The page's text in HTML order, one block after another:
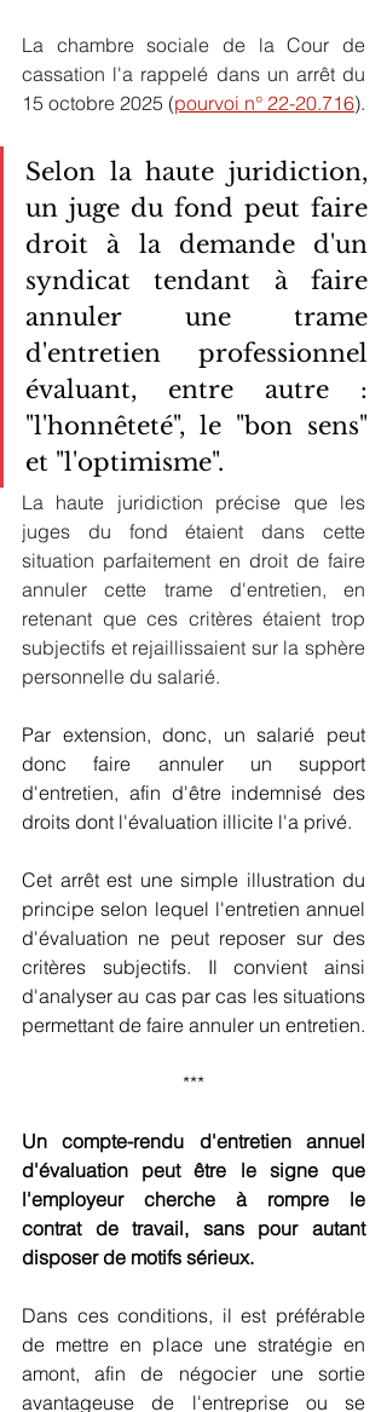
La chambre sociale de la Cour de
cassation l'a rappelé dans un arrêt du
15 octobre 2025 (pourvoi n° 22-20.716
Selon la haute juridiction,
un juge du fond peut faire
droit à la demande d'un
syndicat tendant à faire
annuler une trame
d'entretien professionnel
évaluant, entre autre :
"l'honnêteté", le "bon sens"
et "l'optimisme".
La haute juridiction précise que les
juges du fond étaient dans cette
situation parfaitement en droit de faire
annuler cette trame d'entretien, en
retenant que ces critères étaient trop
subjectifs et rejaillissaient sur la sphère
personnelle du salarié.
Par extension, donc, un salarié peut
donc faire annuler un support
d'entretien, afin d'être indemnisé des
droits dont l'évaluation illicite l'a privé.
Cet arrêt est une simple illustration du
principe selon lequel l'entretien annuel
d'évaluation ne peut reposer sur des
critères subjectifs. Il convient ainsi
d'analyser au cas par cas les situations
permettant de faire annuler un entretien.
***
Un compte-rendu d'entretien annuel
d'évaluation peut être le signe que
l'employeur cherche à rompre le
contrat de travail, sans pour autant
disposer de motifs sérieux.
Dans ces conditions, il est préférable
de mettre en place une stratégie en
amont, afin de négocier une sortie
avantageuse de l'entreprise ou se